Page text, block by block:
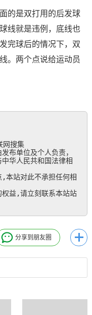
的是双打用的后发球
线就是违例，底线也
完球后的情况下，双
。两个点说给运动员
搜集
布单位及个人负责，
华人民共和国法律相
本站对此不承担任何相
益,请立刻联系本站站
分享到朋友圈